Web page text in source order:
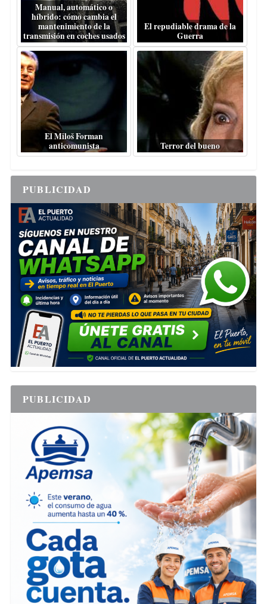
Manual, automático o
híbrido: cómo cambia el
mantenimiento de la
transmisión en coches usados
El repudiable drama de la
Guerra
El Miloš Forman
anticomunista
Terror del bueno
PUBLICIDAD
PUBLICIDAD